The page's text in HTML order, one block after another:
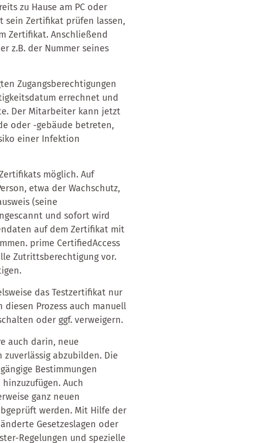
zu Hause am PC oder
sein Zertifikat prüfen lassen,
Zertifikat. Anschließend
z.B. der Nummer seines
Zugangsberechtigungen
errechnet und
Der Mitarbeiter kann jetzt
oder -gebäude betreten,
einer Infektion
möglich. Auf
etwa der Wachschutz,
(seine
und sofort wird
auf dem Zertifikat mit
prime CertifiedAccess
Zutrittsberechtigung vor.
das Testzertifikat nur
diesen Prozess auch manuell
oder ggf. verweigern.
auch darin, neue
abzubilden. Die
Bestimmungen
Auch
ganz neuen
werden. Mit Hilfe der
Gesetzeslagen oder
Regelungen und spezielle